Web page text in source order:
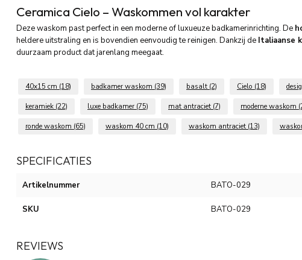
Ceramica Cielo – Waskommen vol karakter
Deze waskom past perfect in een moderne of luxueuze badkamerinrichting. De
heldere uitstraling en is bovendien eenvoudig te reinigen. Dankzij de Italiaanse
duurzaam product dat jarenlang meegaat.
40x15 cm (18) badkamer waskom (39) basalt (2) Cielo (18)
keramiek (22) luxe badkamer (75) mat antraciet (7) moderne waskom
ronde waskom (65) waskom 40 cm (10) waskom antraciet (13)
SPECIFICATIES
Artikelnummer BATO-029
SKU BATO-029
REVIEWS